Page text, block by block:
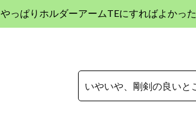
やっぱりホルダーアームTEにすればよかっ
いやいや、剛剣の良いと